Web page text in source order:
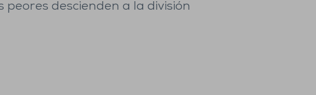
descienden a la división